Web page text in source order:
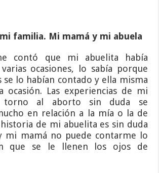
familia. Mi mamá y mi abuela
contó que mi abuelita había
ocasiones, lo sabía porque
se lo habían contado y ella misma
ocasión. Las experiencias de mi
torno al aborto sin duda se
en relación a la mía o la de
de mi abuelita es sin duda
mi mamá no puede contarme lo
que se le llenen los ojos de